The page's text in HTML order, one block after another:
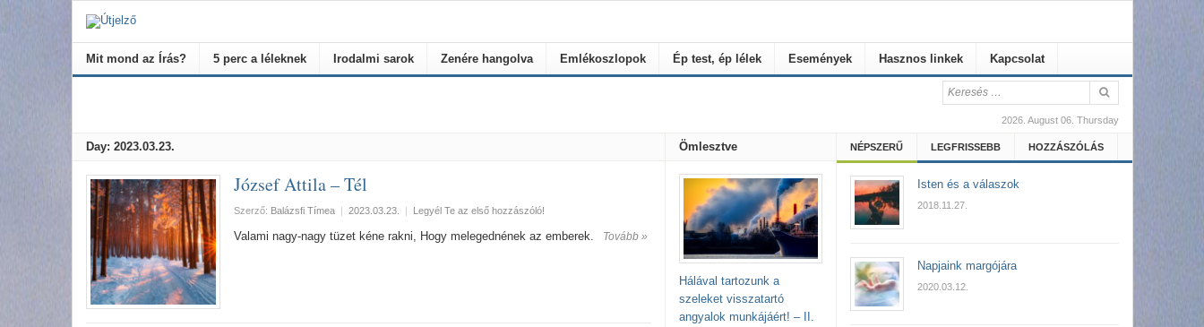
Mit mond az Írás? 5 perc a léleknek Irodalmi sarok Zenére hangolva Emlékoszlopok Ép test, ép lélek Események Hasznos linkek Kapcsolat
2026. August 06. Thursday
Day: 2023.03.23.
József Attila – Tél
Szerző: Balázsfi Tímea | 2023.03.23. | Legyél Te az első hozzászóló!
Valami nagy-nagy tüzet kéne rakni, Hogy melegednének az emberek. Tovább »
Ömlesztve
Hálával tartozunk a
szeleket visszatartó
angyalok munkájáért! – II.
NÉPSZERŰ LEGFRISSEBB HOZZÁSZÓLÁS
Isten és a válaszok
2018.11.27.
Napjaink margójára
2020.03.12.